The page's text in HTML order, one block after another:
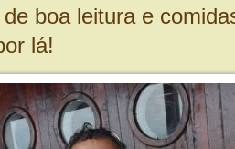
boa leitura e
lá!